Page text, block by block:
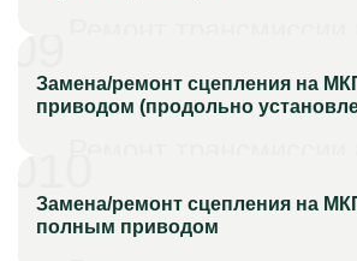
Замена/ремонт сцепления на
приводом (продольно
Замена/ремонт сцепления на
полным приводом